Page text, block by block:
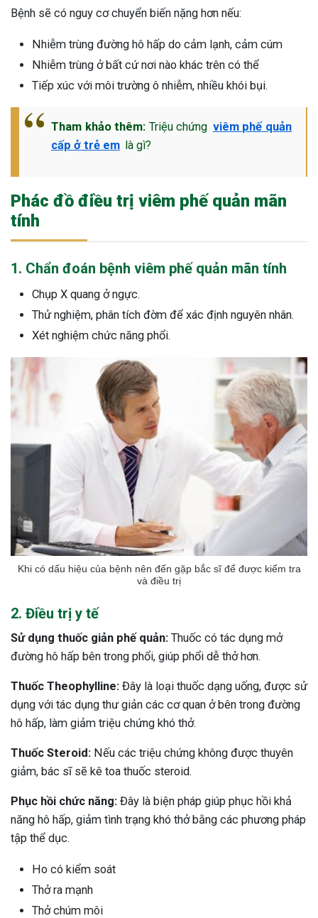
Bệnh sẽ có nguy cơ chuyển biến nặng hơn nếu:
Nhiễm trùng đường hô hấp do cảm lạnh, cảm cúm
Nhiễm trùng ở bất cứ nơi nào khác trên có thể
Tiếp xúc với môi trường ô nhiễm, nhiều khói bụi.
Tham khảo thêm:Triệu chứng viêm phế quản
cấp ở trẻ em là gì?
Phác đồ điều trị viêm phế quản mãn
tính
1. Chẩn đoán bệnh viêm phế quản mãn tính
Chụp X quang ở ngực.
Thử nghiệm, phân tích đờm để xác định nguyên nhân.
Xét nghiệm chức năng phổi.
Khi có dấu hiệu của bệnh nên đến gặp bắc sĩ để được kiểm tra
và điều trị
2. Điều trị y tế
Sử dụng thuốc giản phế quản: Thuốc có tác dụng mở
đường hô hấp bên trong phổi, giúp phổi dễ thở hơn.
Thuốc Theophylline: Đây là loại thuốc dạng uống, được sử
dụng với tác dụng thư giản các cơ quan ở bên trong đường
hô hấp, làm giảm triệu chứng khó thở.
Thuốc Steroid: Nếu các triệu chứng không được thuyên
giảm, bác sĩ sẽ kê toa thuốc steroid.
Phục hồi chức năng: Đây là biện pháp giúp phục hồi khả
năng hô hấp, giảm tình trạng khó thở bằng các phương pháp
tập thể dục.
Ho có kiểm soát
Thở ra mạnh
Thở chúm môi